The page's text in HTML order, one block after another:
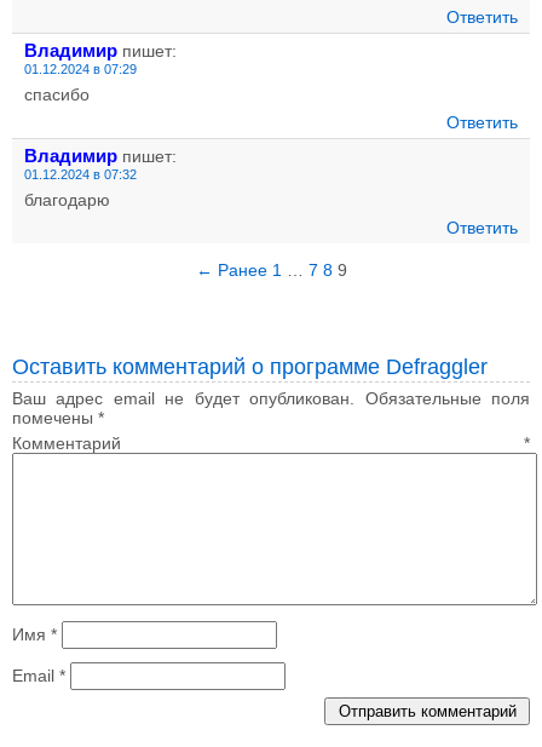
Ответить
Владимир пишет:
01.12.2024 в 07:29
спасибо
Ответить
Владимир пишет:
01.12.2024 в 07:32
благодарю
Ответить
← Ранее 1 7 8 9
Оставить комментарий о программе Defraggler
Ваш адрес email не будет опубликован.
Обязательные поля
помечены *
Комментарий *
Имя *
Email *